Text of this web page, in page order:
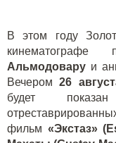
В этом году
Альмодовару и
Вечером26
будет
фильм «Экстаз» (